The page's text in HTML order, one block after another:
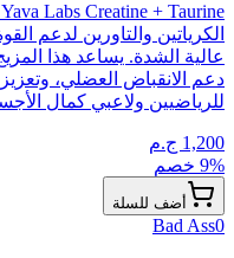
الكرياتين والتاورين لدعم
عالية الشدة. يساعد هذا
دعم الانقباض العضلي، وتعزيز
للرياضيين ولاعبي كمال
1,200 ج.م
9% خصم
أضف للسلة
Bad Ass0